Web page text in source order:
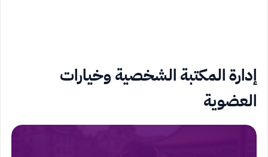
إدارة المكتبة الشخصية وخيارات
العضوية